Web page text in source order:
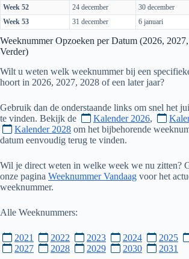
Week 52
24 december 30 december
Week 53
31 december 6 januari
Weeknummer Opzoeken per Datum (2026, 2027,
Verder)
Wilt u weten welk weeknummer bij een
hoort in 2026, 2027, 2028 of een later jaar?
Gebruik dan de onderstaande links om snel het
te vinden. Bekijk de
Kalender 2026,
Kalender 2028 om het bijbehorende
datum eenvoudig terug te vinden.
Wil je direct weten in welke week we nu zitten?
onze pagina Weeknummer Vandaag voor het
weeknummer.
Alle Weeknummers:
2021 2022 2023 2024 2025
2027
2028 2029 2030 2031